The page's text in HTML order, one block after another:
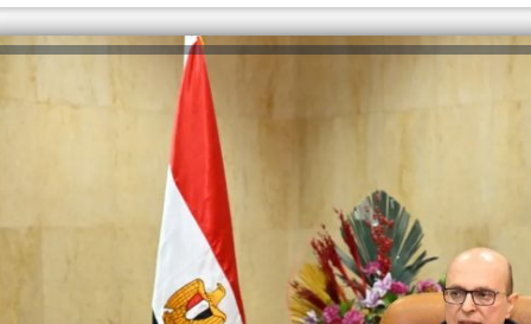
حدث بمستشفيات جامعة اسيوط....
فريق طبي بقسم الأنف والأذن
والحنجرة ينجح في استئصال ورم خبيث
اعلن الدكتور طارق على ، القائم بأعمال
رئيس جامعة بني سويف نجاحاً طبياً